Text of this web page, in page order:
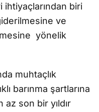
biri
ve
yönelik
muhtaçlık
barınma şartlarına
son bir yıldır